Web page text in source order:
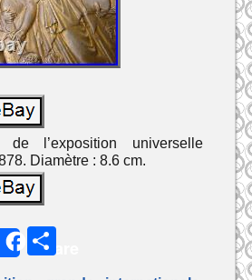
de l’exposition universelle
Diamètre : 8.6 cm.
m
Share
ar